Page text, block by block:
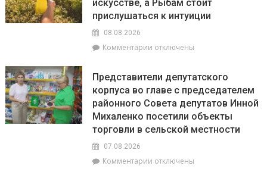
по
20
Брагинщине
смотр-
конкурс
«Лучшая
придомовая
территория
искусстве, а Рыбам стоит
прислушаться к интуиции
08.08.2026
Комментарии к
на
8
августа:
Весы
сегодня
успешны
отключены
Представители депутатского
корпуса во главе с председателем
районного Совета депутатов Инной
Михаленко посетили объекты
торговли в сельской местности
07.08.2026
Комментарии котключены